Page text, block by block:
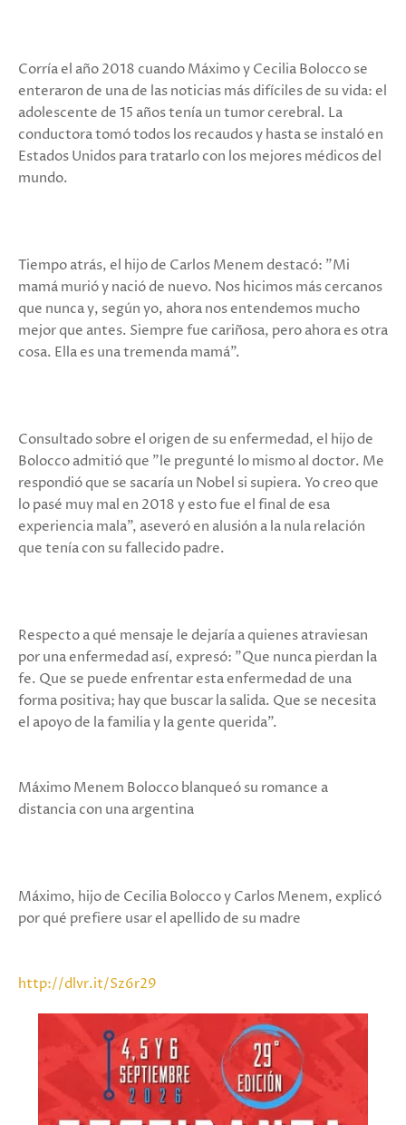
Corría el año 2018 cuando Máximo y Cecilia Bolocco se
enteraron de una de las noticias más difíciles de su vida: el
adolescente de 15 años tenía un tumor cerebral. La
conductora tomó todos los recaudos y hasta se instaló en
Estados Unidos para tratarlo con los mejores médicos del
mundo.
Tiempo atrás, el hijo de Carlos Menem destacó: "Mi
mamá murió y nació de nuevo. Nos hicimos más cercanos
que nunca y, según yo, ahora nos entendemos mucho
mejor que antes. Siempre fue cariñosa, pero ahora es otra
cosa. Ella es una tremenda mamá".
Consultado sobre el origen de su enfermedad, el hijo de
Bolocco admitió que "le pregunté lo mismo al doctor. Me
respondió que se sacaría un Nobel si supiera. Yo creo que
lo pasé muy mal en 2018 y esto fue el final de esa
experiencia mala”, aseveró en alusión a la nula relación
que tenía con su fallecido padre.
Respecto a qué mensaje le dejaría a quienes atraviesan
por una enfermedad así, expresó: "Que nunca pierdan la
fe. Que se puede enfrentar esta enfermedad de una
forma positiva; hay que buscar la salida. Que se necesita
el apoyo de la familia y la gente querida".
Máximo Menem Bolocco blanqueó su romance a
distancia con una argentina
Máximo, hijo de Cecilia Bolocco y Carlos Menem, explicó
por qué prefiere usar el apellido de su madre
http://dlvr.it/Sz6r29